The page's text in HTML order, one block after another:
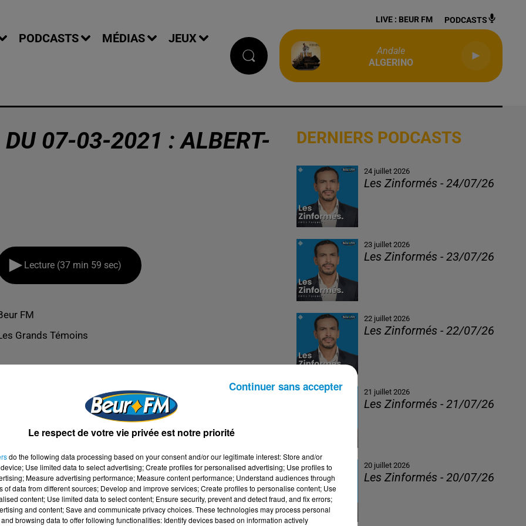
PODCASTS MÉDIAS JEUX
LIVE : BEUR FM PODCASTS
Andale
ALGERINO
DU 07-03-2021 : ALBERT-
Lecture (37 min 59 sec)
FM
Grands Témoins
CLAUDE BENHAMOU
DERNIERS PODCASTS
24 juillet 2026
Les Zinformés - 24/07/26
23 juillet 2026
Les Zinformés - 23/07/26
22 juillet 2026
Les Zinformés - 22/07/26
21 juillet 2026
Les Zinformés - 21/07/26
20 juillet 2026
Les Zinformés - 20/07/26
Le respect de votre vie privée est notre priorité
do the following data processing based on your consent and/or our legitimate interest: Store and/or
Use limited data to select advertising; Create profiles for personalised advertising; Use profiles to
Measure advertising performance; Measure content performance; Understand audiences through
of data from different sources; Develop and improve services; Create profiles to personalise content; Use
content; Use limited data to select content; Ensure security, prevent and detect fraud, and fix errors;
and content; Save and communicate privacy choices. These technologies may process personal
browsing data to offer following functionalities: Identify devices based on information actively
Continuer sans accepter